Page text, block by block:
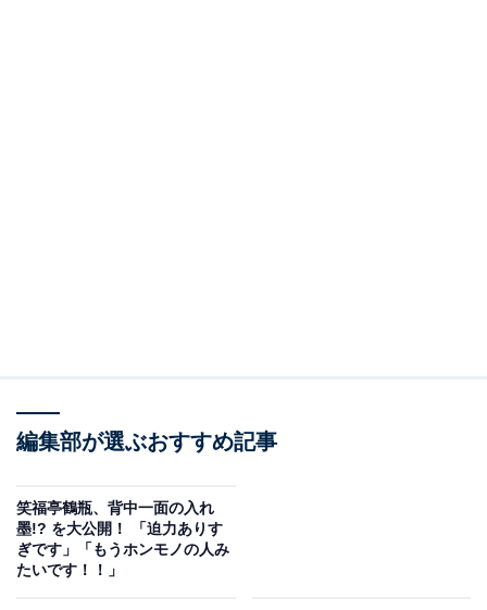
編集部が選ぶおすすめ記事
笑福亭鶴瓶、背中一面の入れ
墨!? を大公開！ 「迫力ありす
ぎです」「もうホンモノの人み
たいです！！」